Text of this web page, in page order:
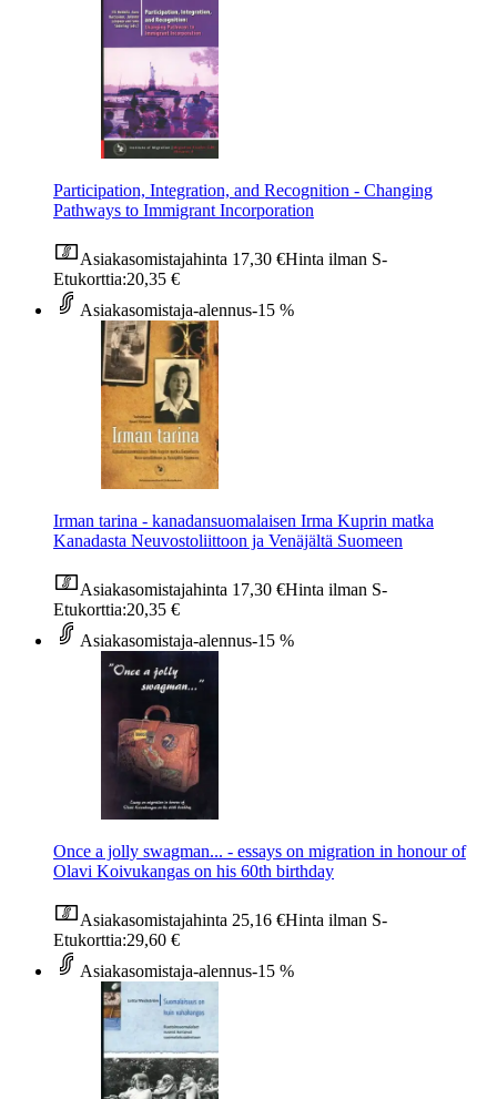
Participation, Integration, and Recognition - Changing
Pathways to Immigrant Incorporation
Asiakasomistajahinta 17,30 €Hinta ilman S-
Etukorttia:20,35 €
Asiakasomistaja-alennus-15 %
Irman tarina - kanadansuomalaisen Irma Kuprin matka
Kanadasta Neuvostoliittoon ja Venäjältä Suomeen
Asiakasomistajahinta 17,30 €Hinta ilman S-
Etukorttia:20,35 €
Asiakasomistaja-alennus-15 %
Once a jolly swagman... - essays on migration in honour of
Olavi Koivukangas on his 60th birthday
Asiakasomistajahinta 25,16 €Hinta ilman S-
Etukorttia:29,60 €
Asiakasomistaja-alennus-15 %